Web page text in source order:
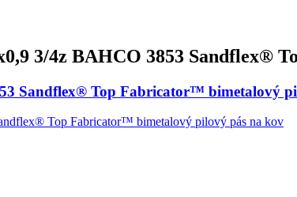
3/4z BAHCO 3853 Sandflex®
Sandflex® Top Fabricator™ bimetalový